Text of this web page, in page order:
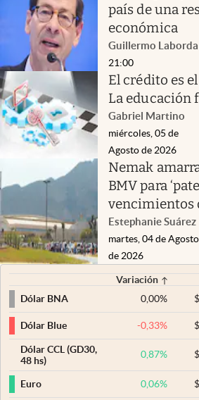
país de una
económica
Guillermo Laborda
21:00
El crédito es
La educación
Gabriel Martino
miércoles, 05 de
Agosto de 2026
Nemak
BMV para
vencimientos
Estephanie Suárez
martes, 04 de Agosto
de 2026
Variación
Dólar BNA
0,00% $
Dólar Blue -0,33% $
Dólar CCL (GD30,
48 hs)
0,87% $
Euro 0,06% $